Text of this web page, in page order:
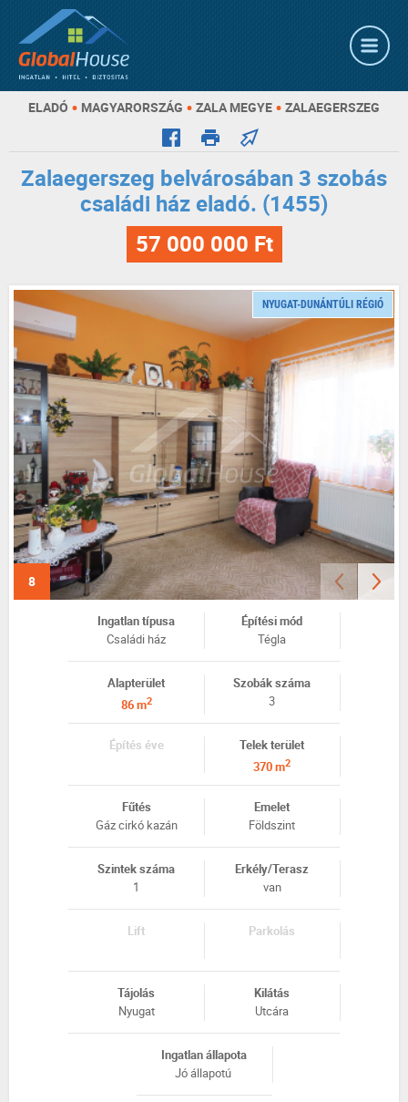
ELADÓ • MAGYARORSZÁG • ZALA MEGYE • ZALAEGERSZEG
Zalaegerszeg belvárosában 3 szobás
családi ház eladó. (1455)
57 000 000 Ft
NYUGAT-DUNÁNTÚLI RÉGIÓ
8
Ingatlan típusa
Családi ház
Építési mód
Tégla
Alapterület
86 m2
Szobák száma
3
Építés éve
Telek terület
370 m2
Fűtés
Gáz cirkó kazán
Emelet
Földszint
Szintek száma
1
Erkély/Terasz
van
Lift Parkolás
Tájolás
Nyugat
Kilátás
Utcára
Ingatlan állapota
Jó állapotú